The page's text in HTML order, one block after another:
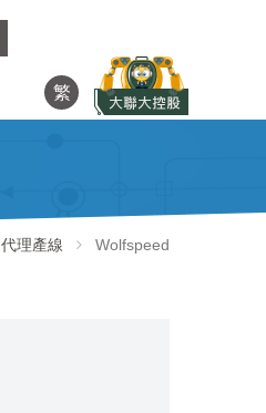
繁
代理產線 Wolfspeed